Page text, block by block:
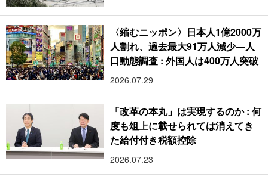
〈縮むニッポン〉日本人1億2000万
人割れ、過去最大91万人減少―人
口動態調査 : 外国人は400万人突破
2026.07.29
「改革の本丸」は実現するのか : 何
度も俎上に載せられては消えてき
た給付付き税額控除
2026.07.23